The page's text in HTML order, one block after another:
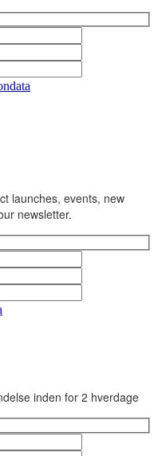
launches, events, new
newsletter.
inden for 2 hverdage